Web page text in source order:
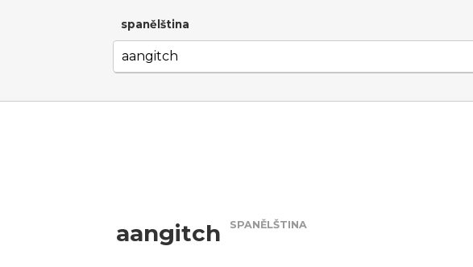
spanělština
aangitch SPANĚLŠTINA